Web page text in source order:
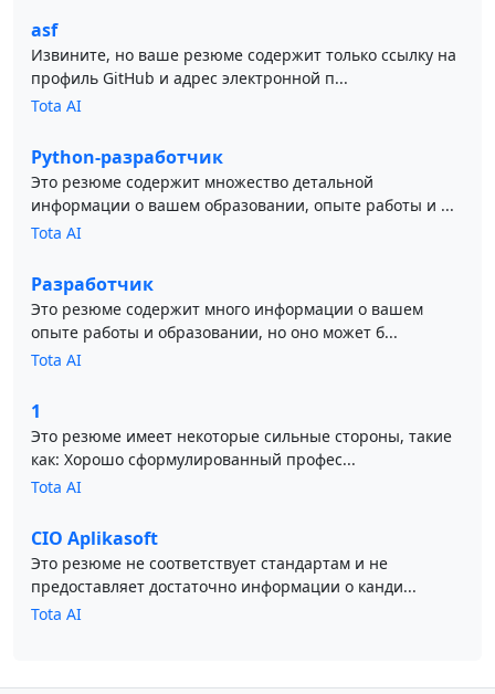
asf
Извините, но ваше резюме содержит только ссылку на
профиль GitHub и адрес электронной п...
Tota AI
Python-разработчик
Это резюме содержит множество детальной
информации о вашем образовании, опыте работы и ...
Tota AI
Разработчик
Это резюме содержит много информации о вашем
опыте работы и образовании, но оно может б...
Tota AI
1
Это резюме имеет некоторые сильные стороны, такие
как: Хорошо сформулированный профес...
Tota AI
CIO Aplikasoft
Это резюме не соответствует стандартам и не
предоставляет достаточно информации о канди...
Tota AI